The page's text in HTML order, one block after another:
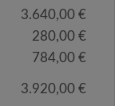
3.640,00 €
280,00 €
784,00 €
3.920,00 €